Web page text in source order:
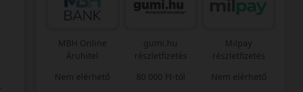
MBH Online
Áruhitel
Nem elérhető
gumi.hu
részletfizetés
80 000 Ft-tól
Milpay
részletfizetés
Nem elérhető